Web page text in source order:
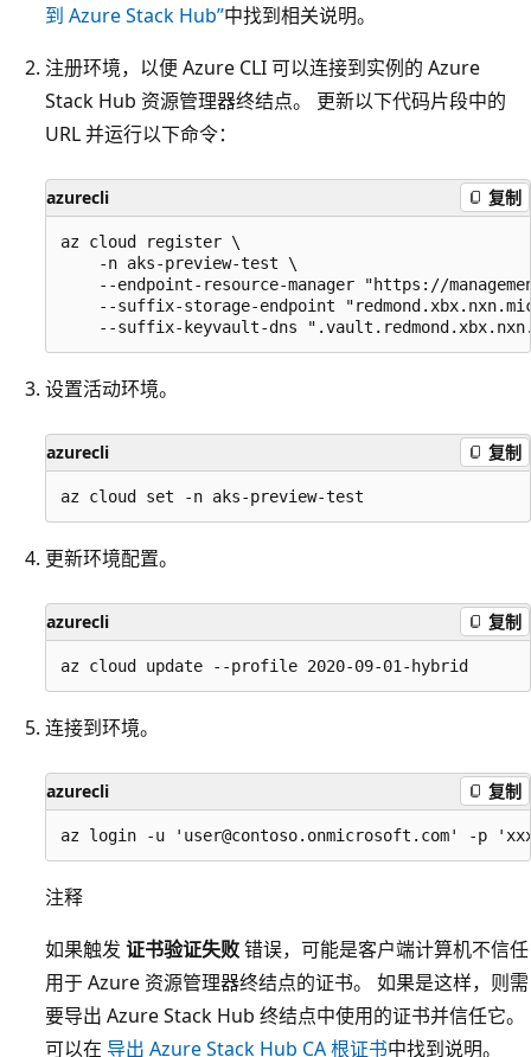
到 Azure Stack Hub”中找到相关说明。
注册环境，以便 Azure CLI 可以连接到实例的 Azure
Stack Hub 资源管理器终结点。 更新以下代码片段中的
URL 并运行以下命令：
azurecli 复制
az cloud register \
    -n aks-preview-test \
--endpoint-resource-manager "https://
--suffix-storage-endpoint
设置活动环境。
azurecli 复制
更新环境配置。
azurecli 复制
连接到环境。
azurecli 复制
注释
如果触发 证书验证失败错误，可能是客户端计算机不信任
用于 Azure 资源管理器终结点的证书。 如果是这样，则需
要导出 Azure Stack Hub 终结点中使用的证书并信任它。
可以在 导出 Azure Stack Hub CA 根证书中找到说明。